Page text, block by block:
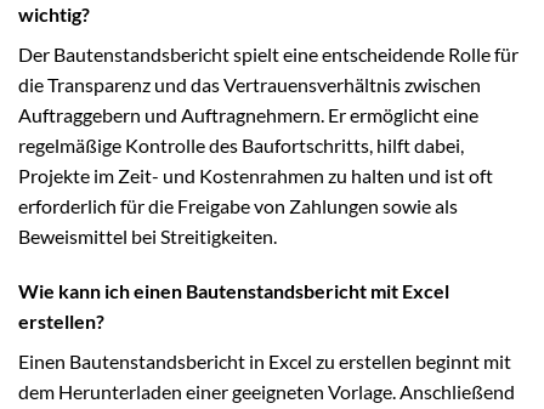
wichtig?
Der Bautenstandsbericht spielt eine entscheidende Rolle für
die Transparenz und das Vertrauensverhältnis zwischen
Auftraggebern und Auftragnehmern. Er ermöglicht eine
regelmäßige Kontrolle des Baufortschritts, hilft dabei,
Projekte im Zeit- und Kostenrahmen zu halten und ist oft
erforderlich für die Freigabe von Zahlungen sowie als
Beweismittel bei Streitigkeiten.
Wie kann ich einen Bautenstandsbericht mit Excel
erstellen?
Einen Bautenstandsbericht in Excel zu erstellen beginnt mit
dem Herunterladen einer geeigneten Vorlage. Anschließend